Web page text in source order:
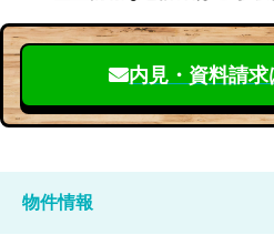
内見・資料請
物件情報